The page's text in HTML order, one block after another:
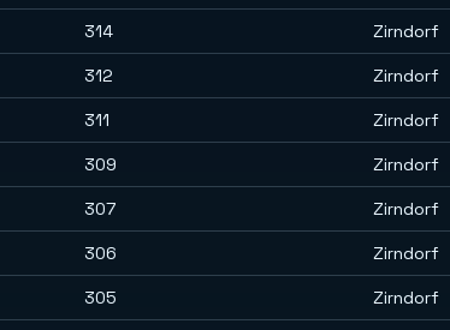
314 Zirndorf
312 Zirndorf
311 Zirndorf
309 Zirndorf
307 Zirndorf
306 Zirndorf
305 Zirndorf